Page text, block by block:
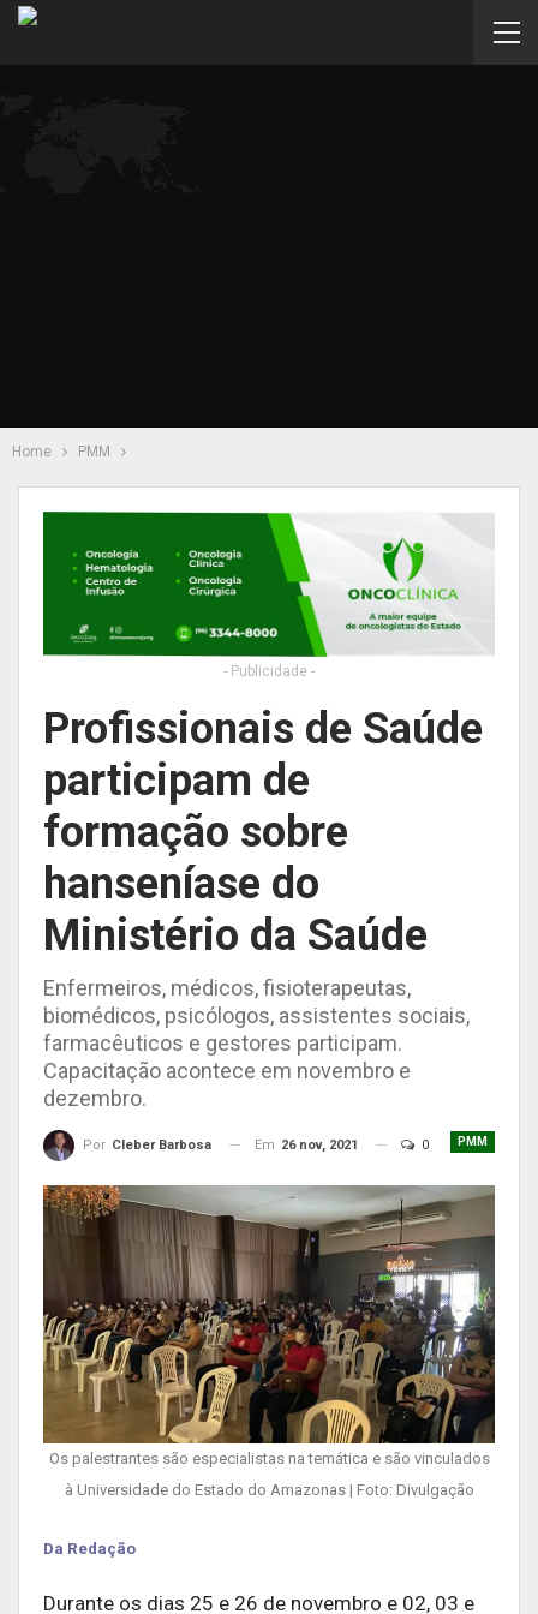
Home PMM
- Publicidade -
Profissionais de Saúde
participam de
formação sobre
hanseníase do
Ministério da Saúde
Enfermeiros, médicos, fisioterapeutas,
biomédicos, psicólogos, assistentes sociais,
farmacêuticos e gestores participam.
Capacitação acontece em novembro e
dezembro.
PMM
Por Cleber Barbosa Em 26 nov, 2021 0
Os palestrantes são especialistas na temática e são vinculados
à Universidade do Estado do Amazonas | Foto: Divulgação
Da Redação
Durante os dias 25 e 26 de novembro e 02, 03 e